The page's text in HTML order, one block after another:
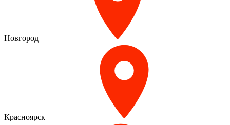
Новгород
Красноярск